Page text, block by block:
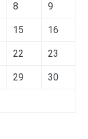
8 9
15 16
22 23
29 30